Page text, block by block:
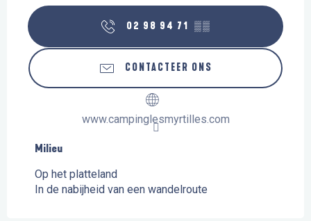
02 98 94 71 ▒▒
CONTACTEER ONS
www.campinglesmyrtilles.com
Milieu
Milieu
Op het platteland
In de nabijheid van een wandelroute